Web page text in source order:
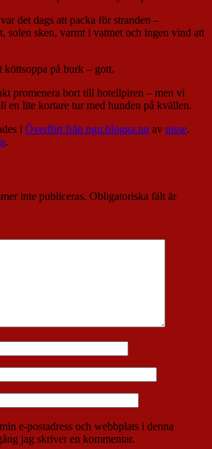
det dags att packa för stranden –
solen sken, varmt i vattnet och ingen vind att
på burk – gott.
promenera bort till hotellpiren – men vi
en lite kortare tur med hunden på kvällen.
i Överfört från ngn.blogga.nu av nisse.
.
inte publiceras. Obligatoriska fält är
e-postadress och webbplats i denna
jag skriver en kommentar.